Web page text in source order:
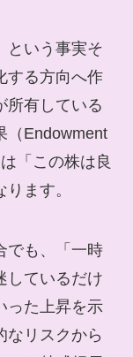
という事実そ
する方向へ作
所有している
（Endowment
「この株は良
ます。
でも、「一時
しているだけ
った上昇を示
なリスクから